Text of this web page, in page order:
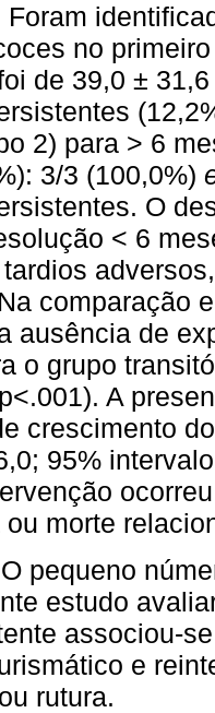
Foram
no
de 39,0 ±
2) para > 6
3/3 (100,0%)
O
< 6
comparação
ausência de
o grupo
A
crescimento
95%
morte
O pequeno
estudo
associou-
e
rutura.